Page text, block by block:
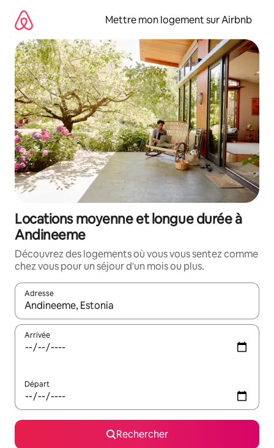
directement
contenu
Mettre mon logement sur Airbnb
Locations moyenne et longue durée à
Andineeme
Découvrez des logements où vous vous sentez comme
chez vous pour un séjour d'un mois ou plus.
Adresse
Lorsque les résultats s'affichent, utilisez les flèches vers le
Arrivée
Départ
Rechercher